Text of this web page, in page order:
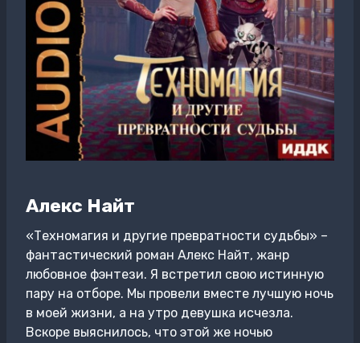
Алекс Найт
«Техномагия и другие превратности судьбы» –
фантастический роман Алекс Найт, жанр
любовное фэнтези. Я встретил свою истинную
пару на отборе. Мы провели вместе лучшую ночь
в моей жизни, а на утро девушка исчезла.
Вскоре выяснилось, что этой же ночью